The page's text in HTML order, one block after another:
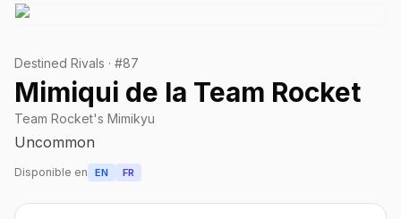
Destined Rivals · #87
Mimiqui de la Team Rocket
Team Rocket's Mimikyu
Uncommon
Disponible en EN FR